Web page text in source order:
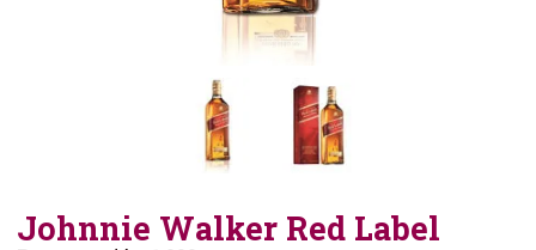
Johnnie Walker Red Label